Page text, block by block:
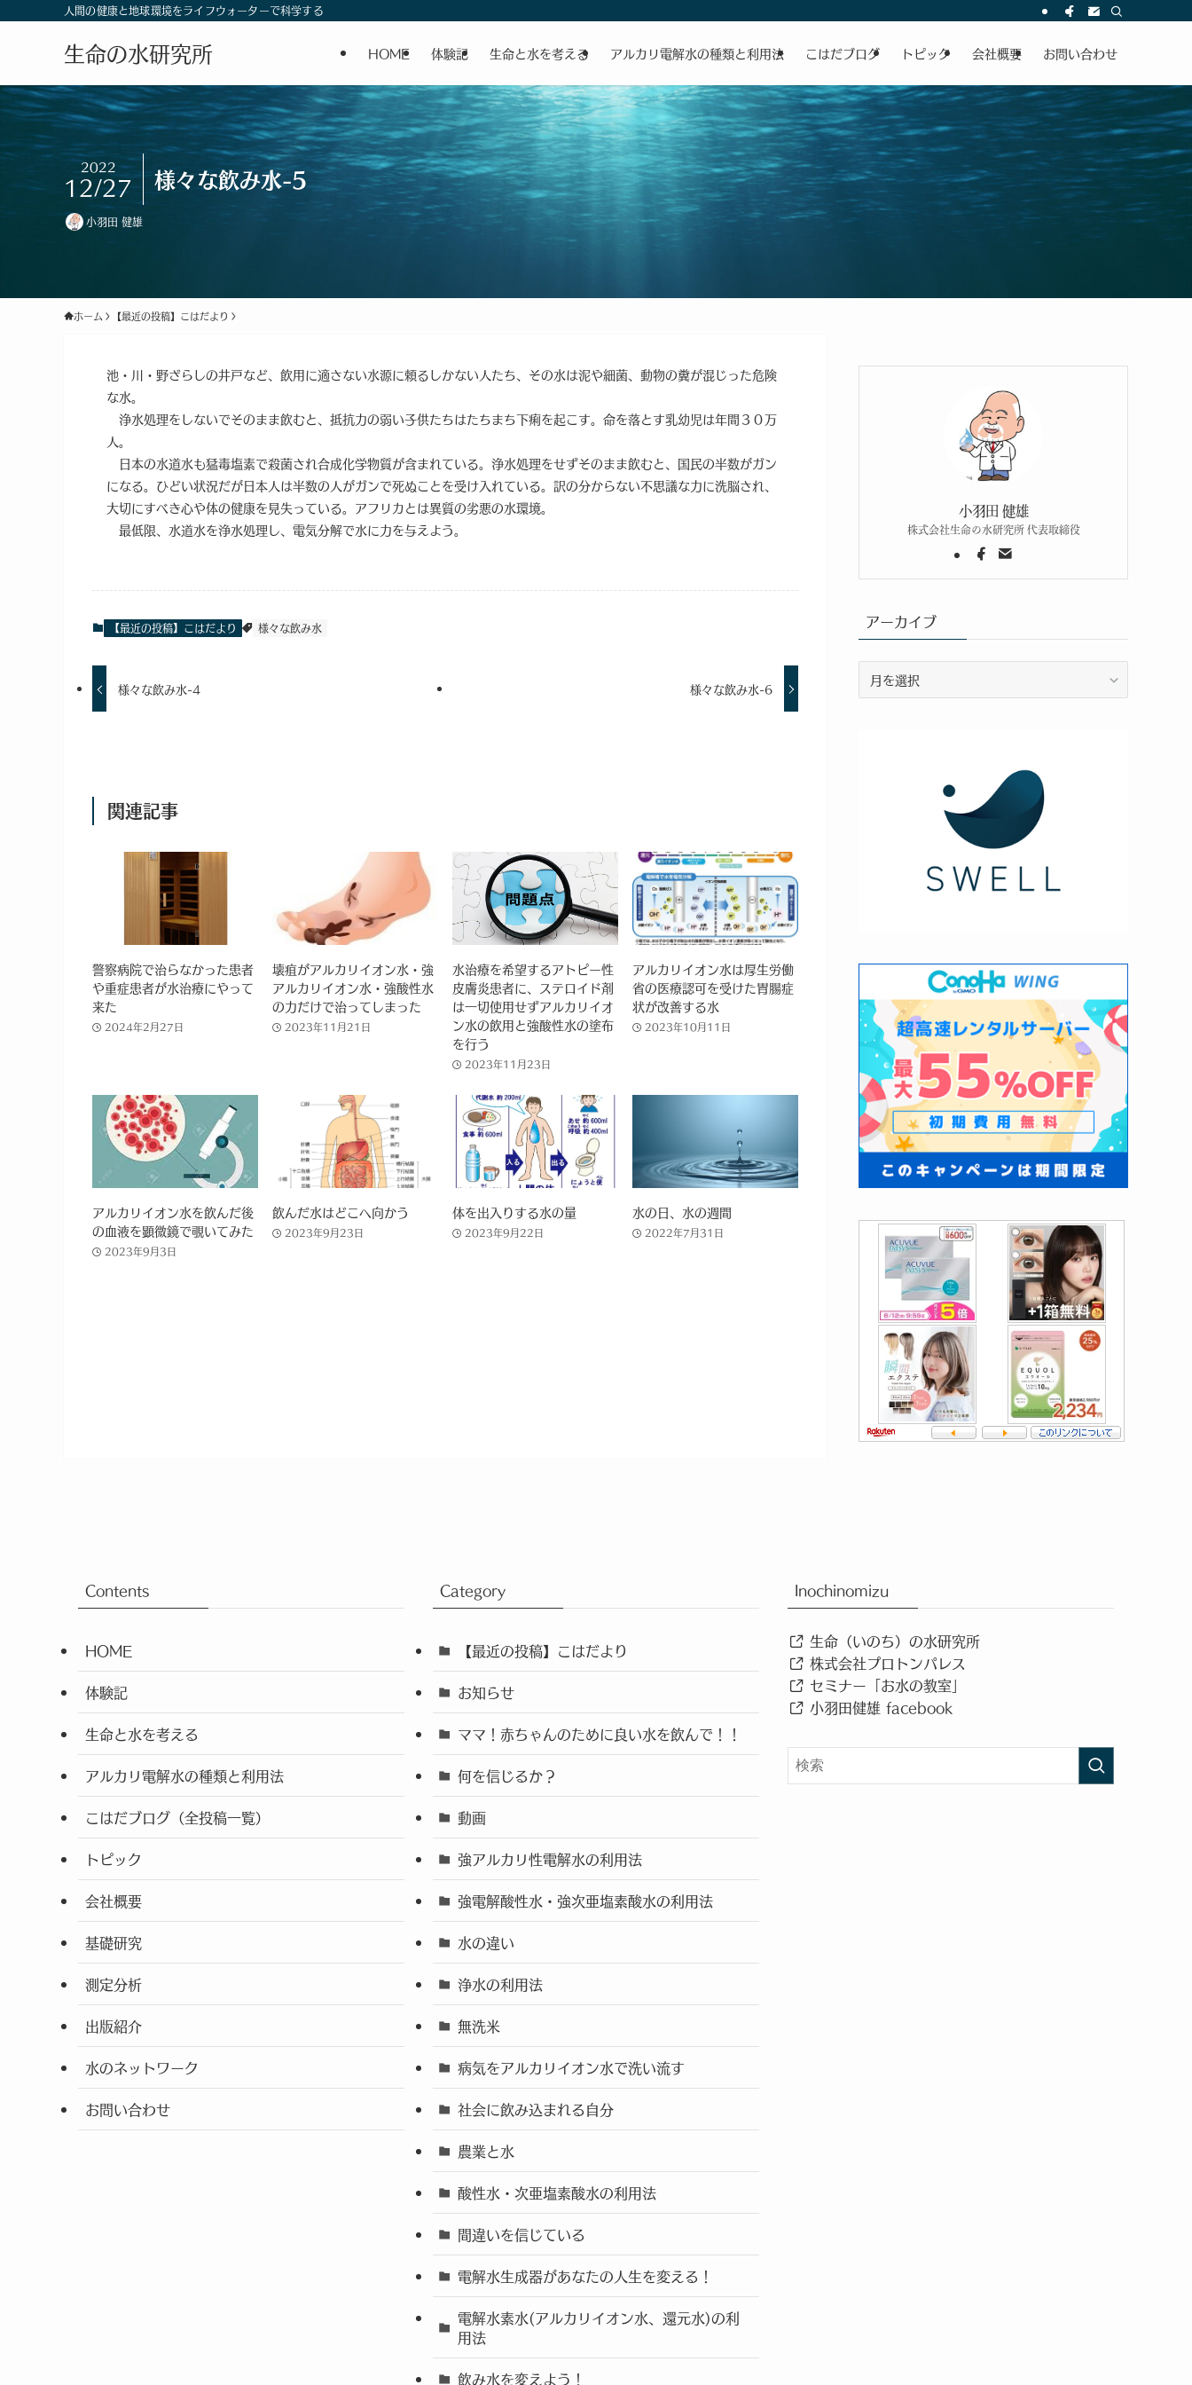
人間の健康と地球環境をライフウォーターで科学する
生命の水研究所 HOME 体験記 生命と水を考える アルカリ電解水の種類と利用法 こはだブログ トピック 会社概要 お問い合わせ
様々な飲み水-5
2022
12/27
小羽田 健雄
ホーム 【最近の投稿】こはだより
池・川・野ざらしの井戸など、飲用に適さない水源に頼るしかない人たち、その水は泥や細菌、動物の糞が混じった危険
な水。
浄水処理をしないでそのまま飲むと、抵抗力の弱い子供たちはたちまち下痢を起こす。命を落とす乳幼児は年間３０万
人。
日本の水道水も猛毒塩素で殺菌され合成化学物質が含まれている。浄水処理をせずそのまま飲むと、国民の半数がガン
になる。ひどい状況だが日本人は半数の人がガンで死ぬことを受け入れている。訳の分からない不思議な力に洗脳され、
大切にすべき心や体の健康を見失っている。アフリカとは異質の劣悪の水環境。
最低限、水道水を浄水処理し、電気分解で水に力を与えよう。
【最近の投稿】こはだより 様々な飲み水
様々な飲み水-4 様々な飲み水-6
関連記事
警察病院で治らなかった患者
や重症患者が水治療にやって
来た
2024年2月27日
壊疽がアルカリイオン水・強
アルカリイオン水・強酸性水
の力だけで治ってしまった
2023年11月21日
水治療を希望するアトピー性
皮膚炎患者に、ステロイド剤
は一切使用せずアルカリイオ
ン水の飲用と強酸性水の塗布
を行う
2023年11月23日
アルカリイオン水は厚生労働
省の医療認可を受けた胃腸症
状が改善する水
2023年10月11日
アルカリイオン水を飲んだ後
の血液を顕微鏡で覗いてみた
2023年9月3日
飲んだ水はどこへ向かう
2023年9月23日
体を出入りする水の量
2023年9月22日
水の日、水の週間
2022年7月31日
小羽田 健雄
株式会社生命の水研究所 代表取締役
アーカイブ
Contents
HOME
体験記
生命と水を考える
アルカリ電解水の種類と利用法
こはだブログ（全投稿一覧）
トピック
会社概要
基礎研究
測定分析
出版紹介
水のネットワーク
お問い合わせ
Category
【最近の投稿】こはだより
お知らせ
ママ！赤ちゃんのために良い水を飲んで！！
何を信じるか？
動画
強アルカリ性電解水の利用法
強電解酸性水・強次亜塩素酸水の利用法
水の違い
浄水の利用法
無洗米
病気をアルカリイオン水で洗い流す
社会に飲み込まれる自分
農業と水
酸性水・次亜塩素酸水の利用法
間違いを信じている
電解水生成器があなたの人生を変える！
電解水素水(アルカリイオン水、還元水)の利
用法
飲み水を変えよう！
Inochinomizu
生命（いのち）の水研究所
株式会社プロトンパレス
セミナー「お水の教室」
小羽田健雄 facebook